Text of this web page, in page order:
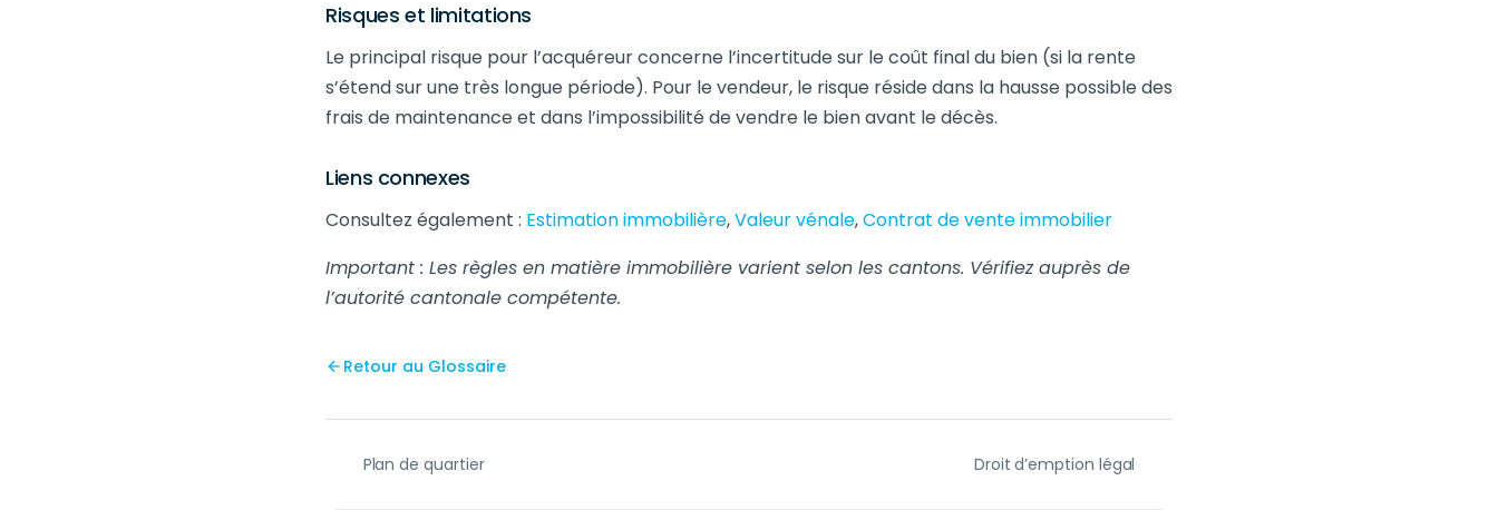
Risques et limitations
Le principal risque pour l’acquéreur concerne l’incertitude sur le coût final du bien (si la rente
s’étend sur une très longue période). Pour le vendeur, le risque réside dans la hausse possible des
frais de maintenance et dans l’impossibilité de vendre le bien avant le décès.
Liens connexes
Consultez également : Estimation immobilière,Valeur vénale,Contrat de vente immobilier
Important : Les règles en matière immobilière varient selon les cantons. Vérifiez auprès de
l’autorité cantonale compétente.
Retour au Glossaire
Plan de quartier Droit d’emption légal